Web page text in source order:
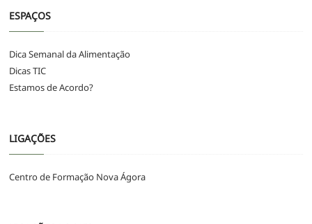
ESPAÇOS
Dica Semanal da Alimentação
Dicas TIC
Estamos de Acordo?
LIGAÇÕES
Centro de Formação Nova Ágora